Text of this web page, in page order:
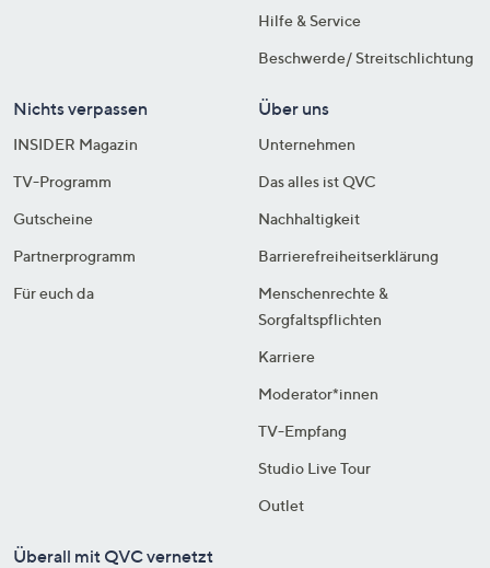
Hilfe & Service
Beschwerde/ Streitschlichtung
Nichts verpassen
INSIDER Magazin
TV-Programm
Gutscheine
Partnerprogramm
Für euch da
Über uns
Unternehmen
Das alles ist QVC
Nachhaltigkeit
Barrierefreiheitserklärung
Menschenrechte &
Sorgfaltspflichten
Karriere
Moderator*innen
TV-Empfang
Studio Live Tour
Outlet
Überall mit QVC vernetzt